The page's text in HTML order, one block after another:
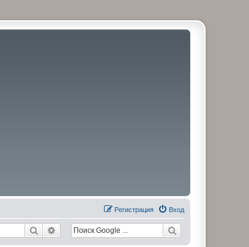
Вход
Регистрация
Поиск Расширенный поиск